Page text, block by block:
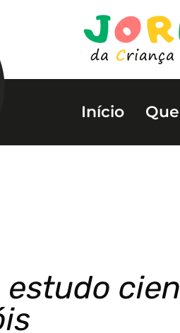
Início
estudo